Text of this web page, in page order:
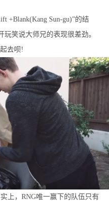
Sun-gu)”的结
笑说大师兄的表现很差劲。
去呗!
，RNG唯一赢下的队伍只有